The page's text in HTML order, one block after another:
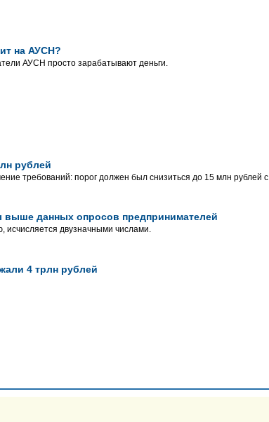
на АУСН?
АУСН просто зарабатывают деньги.
рублей
требований: порог должен был снизиться до 15 млн рублей с
выше данных опросов предпринимателей
исчисляется двузначными числами.
4 трлн рублей